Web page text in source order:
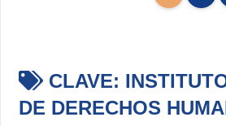
CLAVE:
DE DERECHOS